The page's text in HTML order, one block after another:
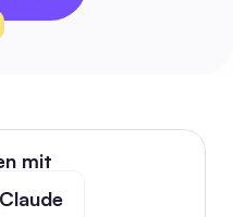
mit
Claude